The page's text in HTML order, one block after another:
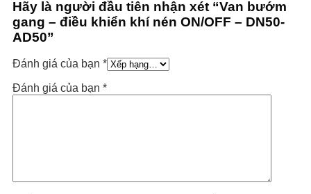
Hãy là người đầu tiên nhận xét “Van bướm
gang – điều khiển khí nén ON/OFF – DN50-
AD50”
Đánh giá của bạn *
Đánh giá của bạn *